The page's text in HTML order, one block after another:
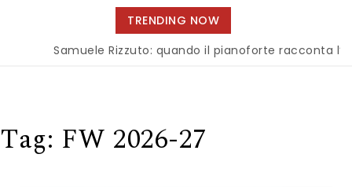
navigation
TRENDING NOW
Samuele Rizzuto: quando il pianoforte racconta
Tag: FW 2026-27